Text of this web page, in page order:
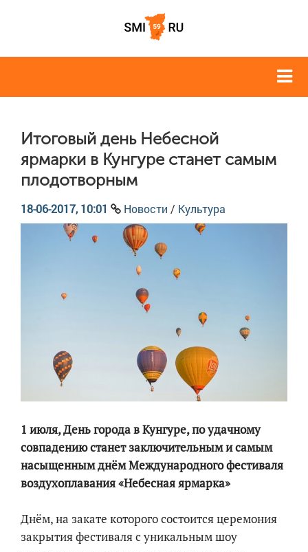
Итоговый день Небесной
ярмарки в Кунгуре станет самым
плодотворным
18-06-2017, 10:01 Новости / Культура
1 июля, День города в Кунгуре, по удачному
совпадению станет заключительным и самым
насыщенным днём Международного фестиваля
воздухоплавания «Небесная ярмарка»
Днём, на закате которого состоится церемония
закрытия фестиваля с уникальным шоу